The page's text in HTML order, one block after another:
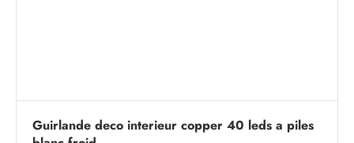
Guirlande deco interieur copper 40 leds a piles